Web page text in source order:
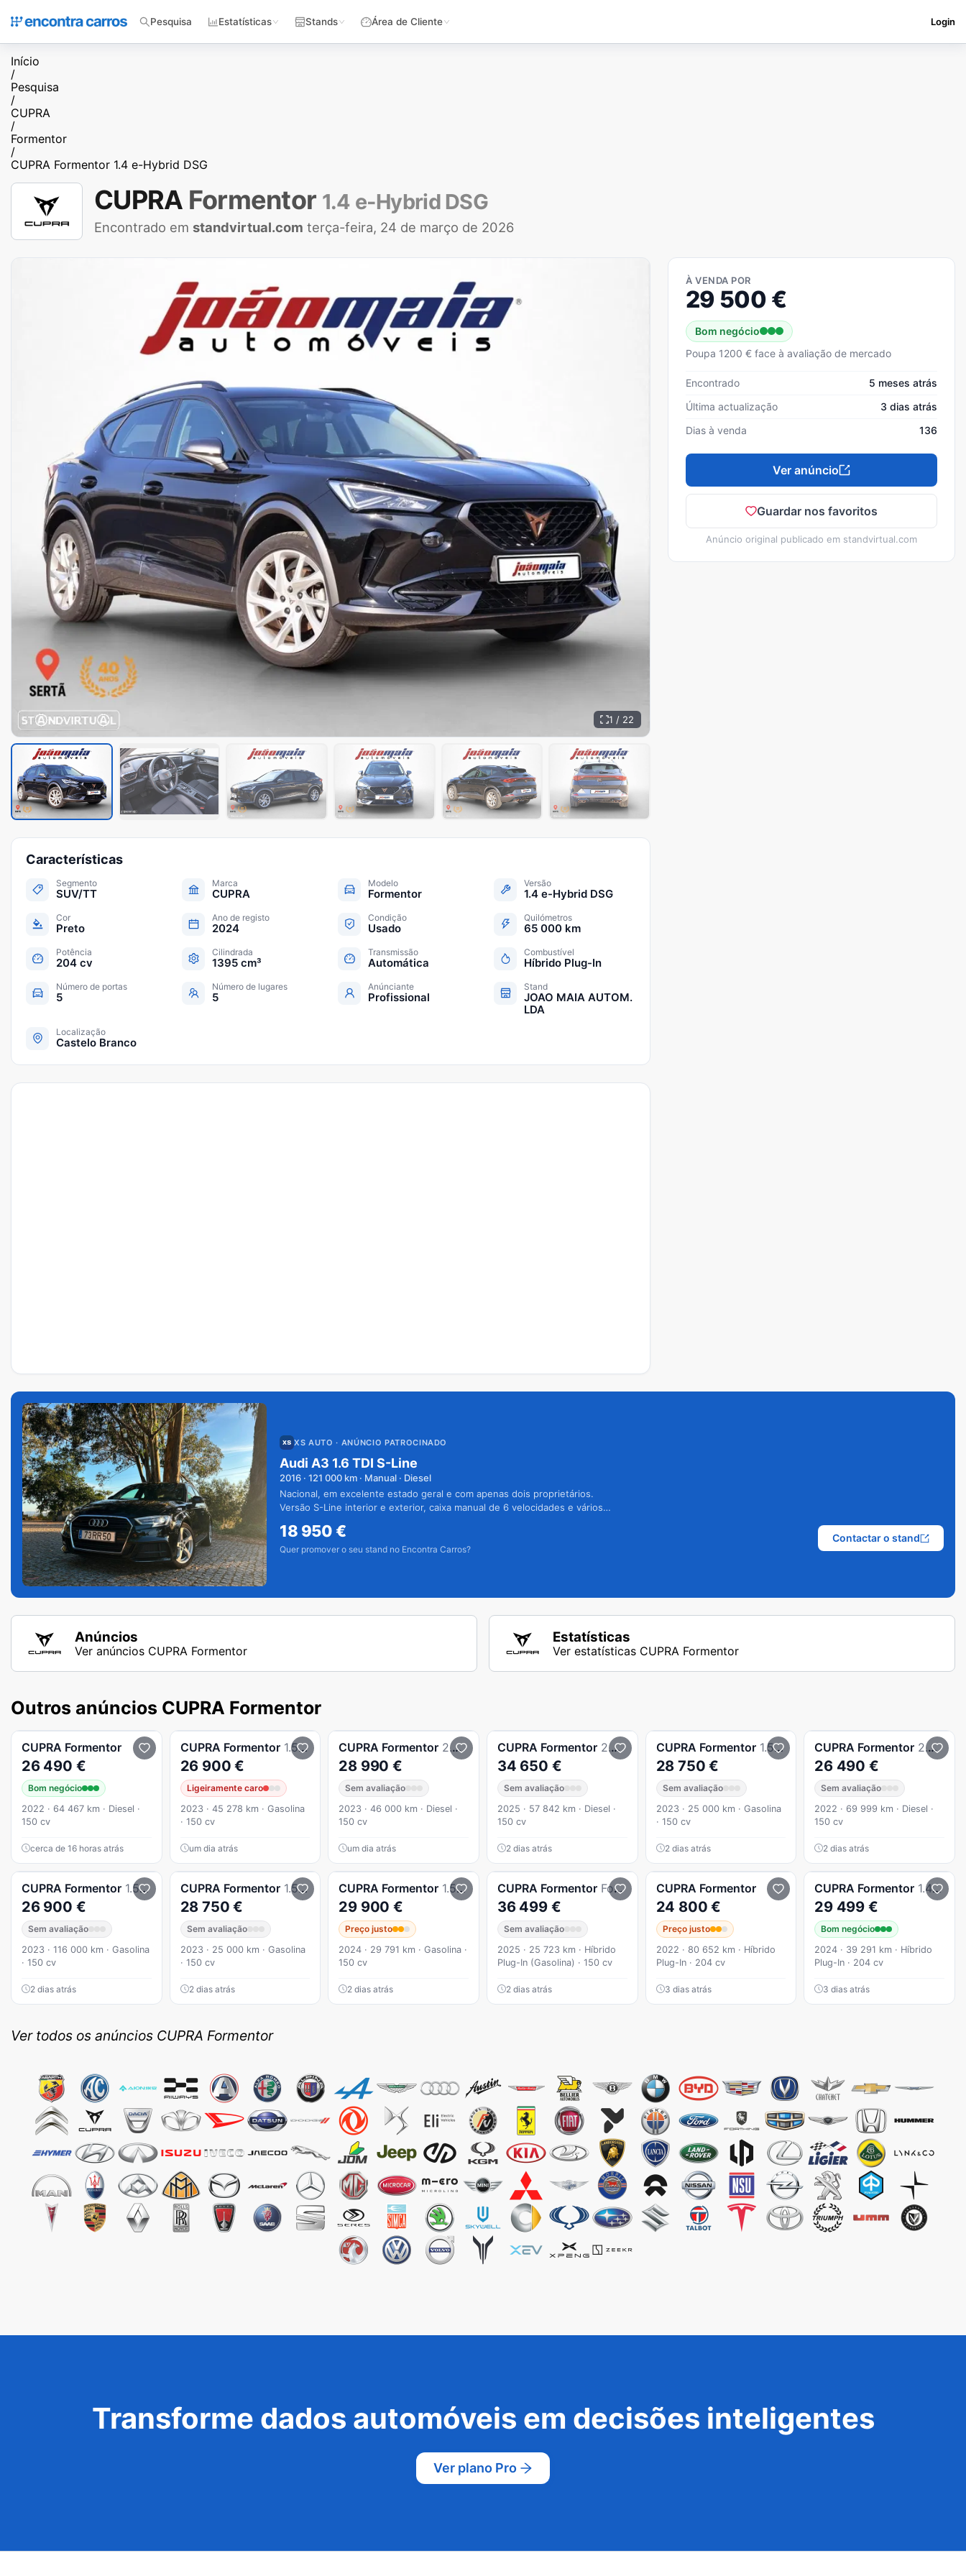
Pesquisa Estatísticas Stands Área de Cliente Login
Início
/
Pesquisa
/
CUPRA
/
Formentor
/
CUPRA Formentor 1.4 e-Hybrid DSG
CUPRA Formentor 1.4 e-Hybrid DSG
Encontrado em standvirtual.com terça-feira, 24 de março de 2026
1 / 22
À VENDA POR
29 500 €
Bom negócio
Poupa 1200 € face à avaliação de mercado
Encontrado
5 meses atrás
Última actualização
3 dias atrás
Dias à venda
136
Ver anúncio
Guardar nos favoritos
Anúncio original publicado em standvirtual.com
Características
Segmento
SUV/TT
Marca
CUPRA
Modelo
Formentor
Versão
1.4 e-Hybrid DSG
Cor
Preto
Ano de registo
2024
Condição
Usado
Quilómetros
65 000 km
Potência
204 cv
Cilindrada
1395 cm³
Transmissão
Automática
Combustível
Híbrido Plug-In
Número de portas
5
Número de lugares
5
Anúnciante
Profissional
Stand
JOAO MAIA AUTOM.
LDA
Localização
Castelo Branco
XS AUTO · ANÚNCIO PATROCINADO
Audi A3 1.6 TDI S-Line
2016 · 121 000 km · Manual · Diesel
Nacional, em excelente estado geral e com apenas dois proprietários.
Versão S-Line interior e exterior, caixa manual de 6 velocidades e vários
18 950€
Quer promover o seu stand no Encontra Carros?
Contactar o stand
Anúncios
Ver anúncios CUPRA Formentor
Estatísticas
Ver estatísticas CUPRA Formentor
Outros anúncios CUPRA Formentor
CUPRA Formentor
26 490 €
Bom negócio
2022 · 64 467 km · Diesel ·
150 cv
cerca de 16 horas atrás
CUPRA Formentor 1.5 TSI DSG
26 900 €
Ligeiramente caro
2023 · 45 278 km · Gasolina
· 150 cv
um dia atrás
CUPRA Formentor 2.0 TDI Cupra DSG 4Drive
28 990 €
Sem avaliação
2023 · 46 000 km · Diesel ·
150 cv
um dia atrás
CUPRA Formentor 2.0 TDI DSG
34 650 €
Sem avaliação
2025 · 57 842 km · Diesel ·
150 cv
2 dias atrás
CUPRA Formentor 1.5 TSI Plus DSG
28 750 €
Sem avaliação
2023 · 25 000 km · Gasolina
· 150 cv
2 dias atrás
CUPRA Formentor 2.0 TDI 150cv
26 490 €
Sem avaliação
2022 · 69 999 km · Diesel ·
150 cv
2 dias atrás
CUPRA Formentor 1.5 TSI Sport DSG
26 900 €
Sem avaliação
2023 · 116 000 km · Gasolina
· 150 cv
2 dias atrás
CUPRA Formentor 1.5 TSI Plus DSG
28 750 €
Sem avaliação
2023 · 25 000 km · Gasolina
· 150 cv
2 dias atrás
CUPRA Formentor 1.5 TSI DSG
29 900 €
Preço justo
2024 · 29 791 km · Gasolina ·
150 cv
2 dias atrás
CUPRA Formentor Formentor 1.5 E-Hybrid Dsg
36 499 €
Sem avaliação
2025 · 25 723 km · Híbrido
Plug-In (Gasolina) · 150 cv
2 dias atrás
CUPRA Formentor
24 800 €
Preço justo
2022 · 80 652 km · Híbrido
Plug-In · 204 cv
3 dias atrás
CUPRA Formentor 1.4 e-Hybrid DSG
29 499 €
Bom negócio
2024 · 39 291 km · Híbrido
Plug-In · 204 cv
3 dias atrás
Ver todos os anúncios CUPRA Formentor
Transforme dados automóveis em decisões inteligentes
Ver plano Pro